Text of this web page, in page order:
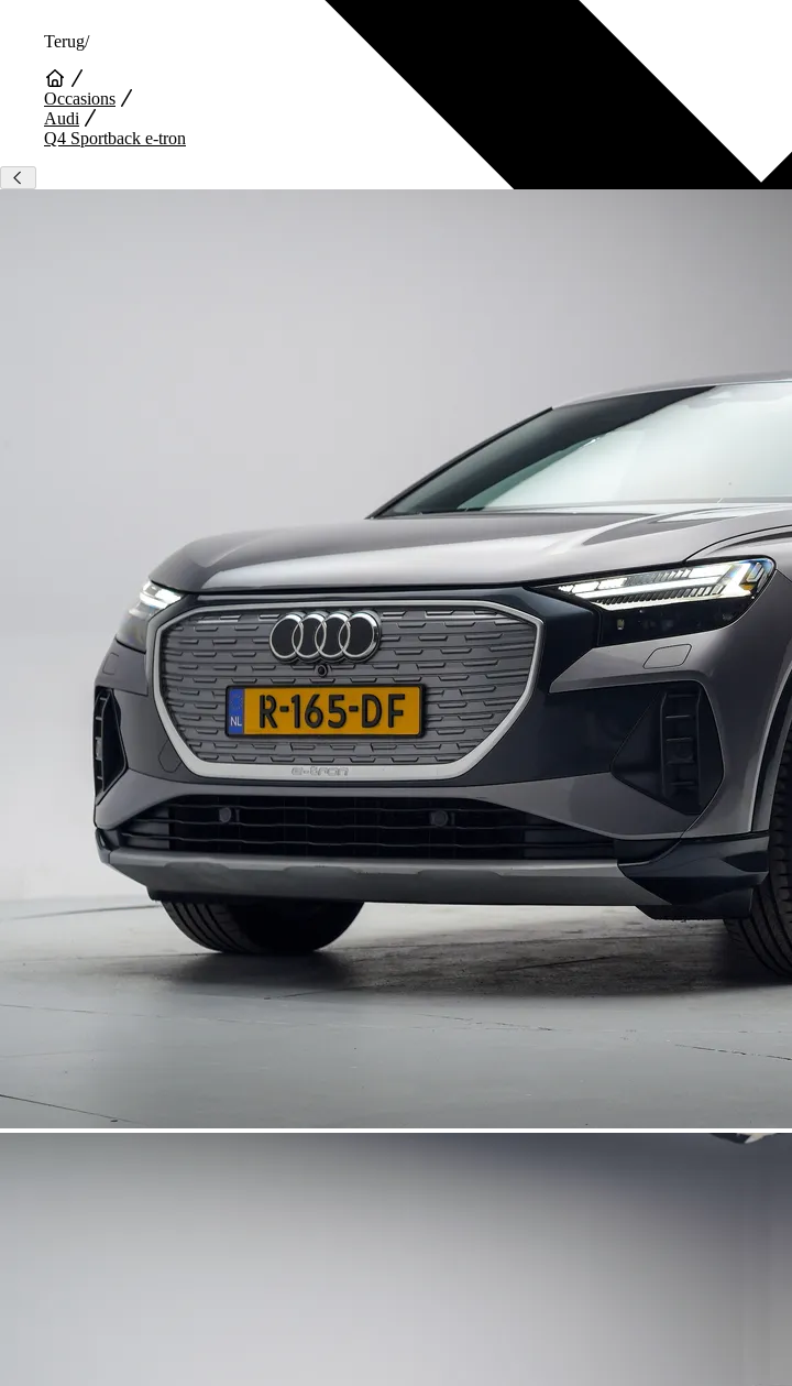
Auto Diensten
Terug/
Occasions
Audi
Q4 Sportback e-tron